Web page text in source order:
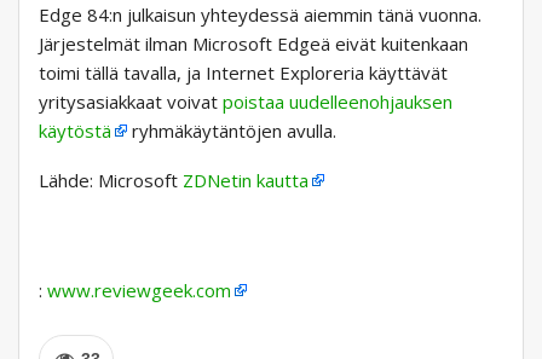
Edge 84:n julkaisun yhteydessä aiemmin tänä vuonna.
Järjestelmät ilman Microsoft Edgeä eivät kuitenkaan
toimi tällä tavalla, ja Internet Exploreria käyttävät
yritysasiakkaat voivat poistaa uudelleenohjauksen
käytöstä
ryhmäkäytäntöjen avulla.
Lähde: Microsoft ZDNetin kautta
: www.reviewgeek.com